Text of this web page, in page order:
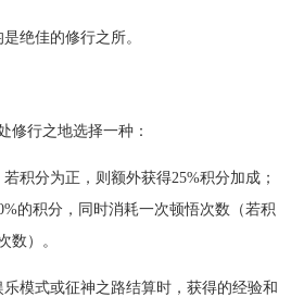
绝佳的修行之所。
修行之地选择一种：
积分为正，则额外获得25%积分加成；
的积分，同时消耗一次顿悟次数（若积
数）。
模式或征神之路结算时，获得的经验和